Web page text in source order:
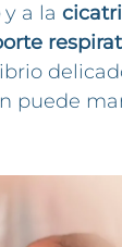
y a la
puede